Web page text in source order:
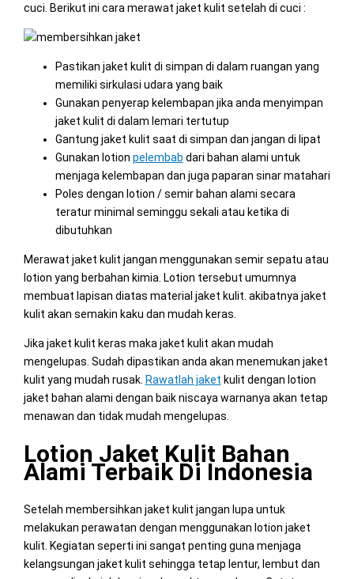
cuci. Berikut ini cara merawat jaket kulit setelah di cuci :
Pastikan jaket kulit di simpan di dalam ruangan yang
memiliki sirkulasi udara yang baik
Gunakan penyerap kelembapan jika anda menyimpan
jaket kulit di dalam lemari tertutup
Gantung jaket kulit saat di simpan dan jangan di lipat
Gunakan lotion pelembab dari bahan alami untuk
menjaga kelembapan dan juga paparan sinar matahari
Poles dengan lotion / semir bahan alami secara
teratur minimal seminggu sekali atau ketika di
dibutuhkan
Merawat jaket kulit jangan menggunakan semir sepatu atau
lotion yang berbahan kimia. Lotion tersebut umumnya
membuat lapisan diatas material jaket kulit. akibatnya jaket
kulit akan semakin kaku dan mudah keras.
Jika jaket kulit keras maka jaket kulit akan mudah
mengelupas. Sudah dipastikan anda akan menemukan jaket
kulit yang mudah rusak. Rawatlah jaket kulit dengan lotion
jaket bahan alami dengan baik niscaya warnanya akan tetap
menawan dan tidak mudah mengelupas.
Lotion Jaket Kulit Bahan
Alami Terbaik Di Indonesia
Setelah membersihkan jaket kulit jangan lupa untuk
melakukan perawatan dengan menggunakan lotion jaket
kulit. Kegiatan seperti ini sangat penting guna menjaga
kelangsungan jaket kulit sehingga tetap lentur, lembut dan